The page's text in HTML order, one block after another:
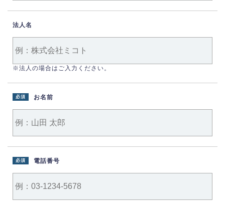
法人名
※法人の場合はご入力ください。
お名前
必須
電話番号
必須